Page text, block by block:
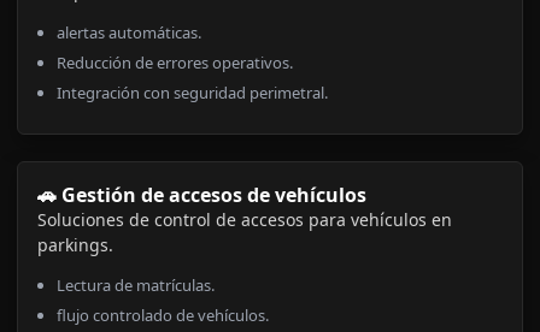
alertas automáticas.
Reducción de errores operativos.
Integración con seguridad perimetral.
🚗 Gestión de accesos de vehículos
Soluciones de control de accesos para vehículos en
parkings.
Lectura de matrículas.
flujo controlado de vehículos.